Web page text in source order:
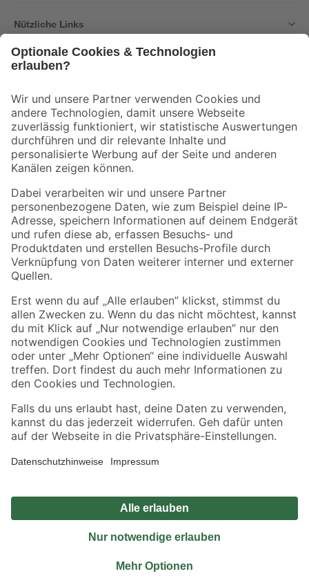
Nützliche Links
Der toom Newsletter: Keine Angebote und Aktionen mehr verpassen!
Zur Newsletter Anmeldung
Folge uns
Zahlungsarten Versandarten
Sicher einkaufen
Jetzt die toom-App herunterladen
Alle Preisangaben in EUR inkl. gesetzl. MwSt.. Die dargestellten Angebote sind unter
Umständen nicht in allen Märkten verfügbar. Die angegebenen Verfügbarkeiten beziehen
Produkte nur solange der Vorrat reicht.
*Paketversand ab 59 € versandkostenfrei, gilt nicht für Artikel mit Speditionsversand, hier
Privatsphäre Impressum
Nutzungsbedingungen
Widerrufsrecht
Vertrag widerrufen
© 2026 toom Baumarkt GmbH